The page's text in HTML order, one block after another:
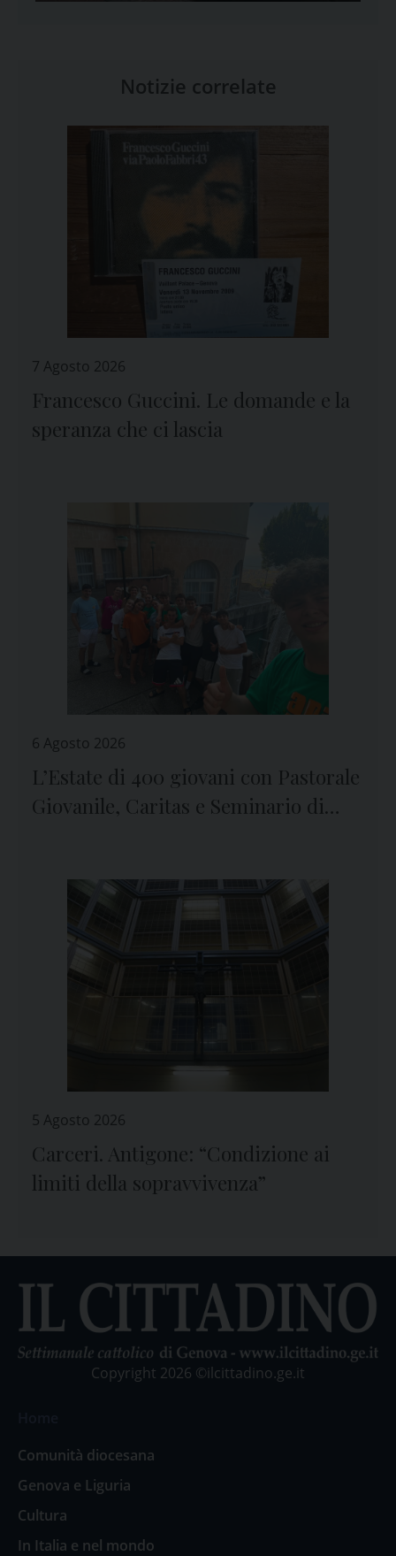
Notizie correlate
7 Agosto 2026
Francesco Guccini. Le domande e la
speranza che ci lascia
6 Agosto 2026
L’Estate di 400 giovani con Pastorale
Giovanile, Caritas e Seminario di
5 Agosto 2026
Carceri. Antigone: “Condizione ai
limiti della sopravvivenza”
Copyright 2026 ©ilcittadino.ge.it
Comunità diocesana
Genova e Liguria
Cultura
In Italia e nel mondo